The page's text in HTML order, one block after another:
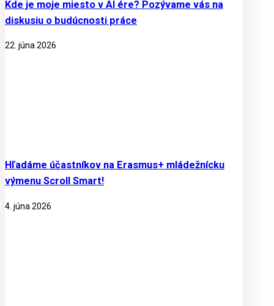
Kde je moje miesto v AI ére? Pozývame vás na
diskusiu o budúcnosti práce
22. júna 2026
Hľadáme účastníkov na Erasmus+ mládežnícku
výmenu Scroll Smart!
4. júna 2026